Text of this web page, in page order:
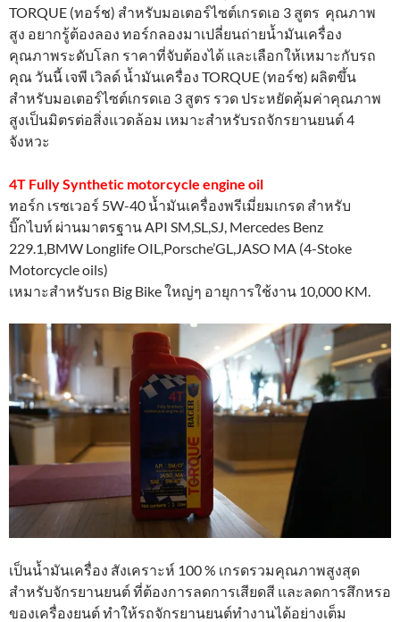
TORQUE (ทอร์ช) สำหรับมอเตอร์ไซต์เกรดเอ 3 สูตร คุณภาพ
สูง อยากรู้ต้องลอง ทอร์กลองมาเปลี่ยนถ่ายน้ำมันเครื่อง
คุณภาพระดับโลก ราคาที่จับต้องได้ และเลือกให้เหมาะกับรถ
คุณ วันนี้ เจพี เวิลด์ น้ำมันเครื่อง TORQUE (ทอร์ช) ผลิตขึ้น
สำหรับมอเตอร์ไซต์เกรดเอ 3 สูตร รวด ประหยัดคุ้มค่าคุณภาพ
สูงเป็นมิตรต่อสิ่งแวดล้อม เหมาะสำหรับรถจักรยานยนต์ 4
จังหวะ
4T Fully Synthetic motorcycle engine oil
ทอร์ก เรซเวอร์ 5W-40 น้ำมันเครื่องพรีเมี่ยมเกรด สำหรับ
บิ๊กไบท์ ผ่านมาตรฐาน API SM,SL,SJ, Mercedes Benz
229.1,BMW Longlife OIL,Porsche’GL,JASO MA (4-Stoke
Motorcycle oils)
เหมาะสำหรับรถ Big Bike ใหญ่ๆ อายุการใช้งาน 10,000 KM.
เป็นน้ำมันเครื่อง สังเคราะห์ 100 % เกรดรวมคุณภาพสูงสุด
สำหรับจักรยานยนต์ ที่ต้องการลดการเสียดสี และลดการสึกหรอ
ของเครื่องยนต์ ทำให้รถจักรยานยนต์ทำงานได้อย่างเต็ม